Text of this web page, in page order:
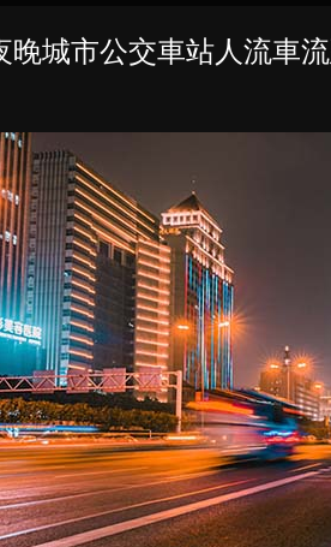
晚城市公交車站人流車